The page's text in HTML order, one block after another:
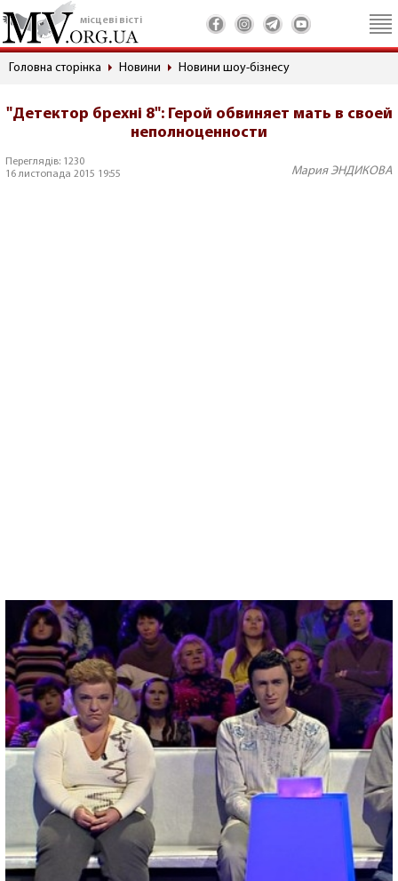
місцеві вісті
Головна сторінка Новини Новини шоу-бізнесу
"Детектор брехні 8": Герой обвиняет мать в своей
неполноценности
Переглядів: 1230
16 листопада 2015 19:55
Мария ЭНДИКОВА